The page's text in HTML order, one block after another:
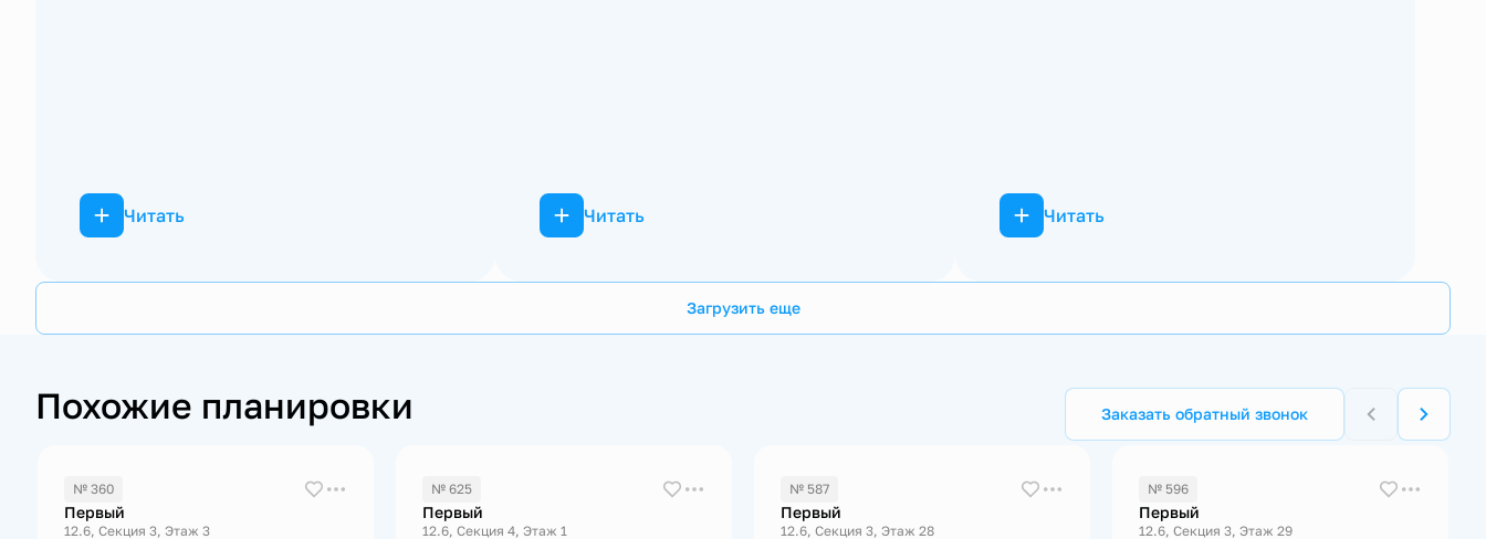
Читать Читать Читать
Загрузить еще
Похожие планировки Заказать обратный звонок
№ 360
Первый
12.6, Секция 3, Этаж 3
№ 625
Первый
12.6, Секция 4, Этаж 1
№ 587
Первый
12.6, Секция 3, Этаж 28
№ 596
Первый
12.6, Секция 3, Этаж 29